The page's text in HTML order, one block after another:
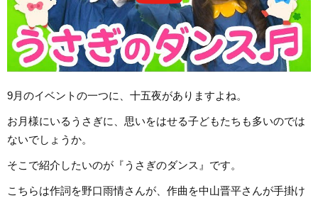
9月のイベントの一つに、十五夜がありますよね。
お月様にいるうさぎに、思いをはせる子どもたちも多いのでは
ないでしょうか。
そこで紹介したいのが『うさぎのダンス』です。
こちらは作詞を野口雨情さんが、作曲を中山晋平さんが手掛け